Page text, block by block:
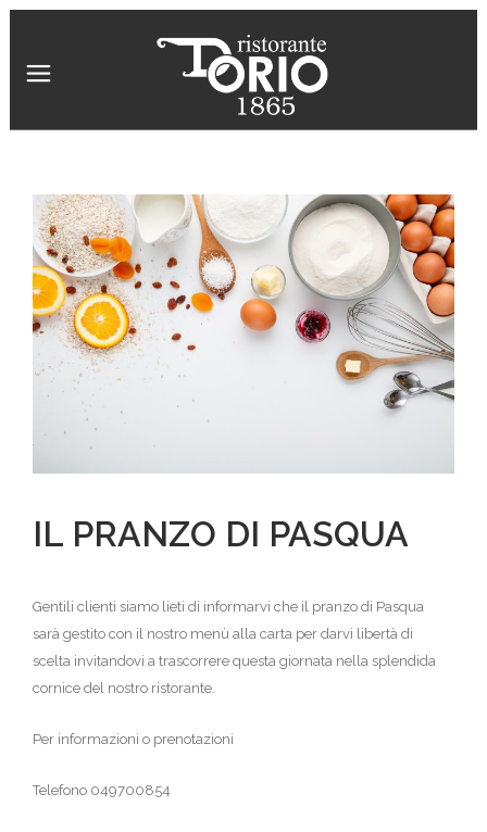
IL PRANZO DI PASQUA
Gentili clienti siamo lieti di informarvi che il pranzo di Pasqua
sarà gestito con il nostro menù alla carta per darvi libertà di
scelta invitandovi a trascorrere questa giornata nella splendida
cornice del nostro ristorante.
Per informazioni o prenotazioni
Telefono 049700854